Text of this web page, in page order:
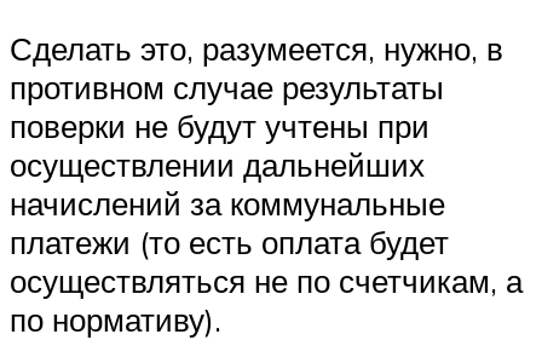
Сделать это, разумеется, нужно, в
противном случае результаты
поверки не будут учтены при
осуществлении дальнейших
начислений за коммунальные
платежи (то есть оплата будет
осуществляться не по счетчикам, а
по нормативу).